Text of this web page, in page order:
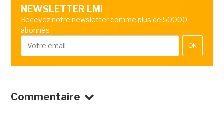
NEWSLETTER LMI
Recevez notre newsletter comme plus de 50000
abonnés
OK
Commentaire